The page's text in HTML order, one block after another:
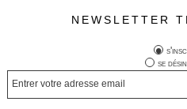
NEWSLETTER
se